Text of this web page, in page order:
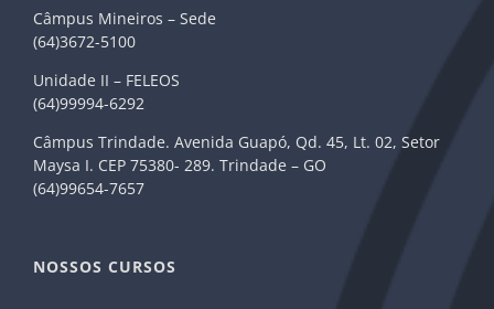
Câmpus Mineiros – Sede
(64)3672-5100
Unidade II – FELEOS
(64)99994-6292
Câmpus Trindade. Avenida Guapó, Qd. 45, Lt. 02, Setor
Maysa I. CEP 75380- 289. Trindade – GO
(64)99654-7657
NOSSOS CURSOS